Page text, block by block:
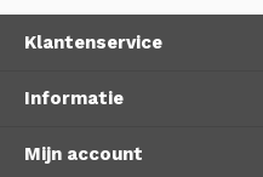
Klantenservice
Informatie
Mijn account